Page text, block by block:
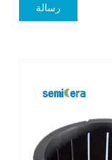
رسالة